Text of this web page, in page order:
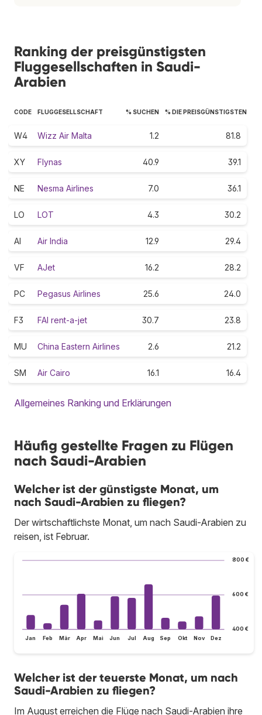
Ranking der preisgünstigsten
Fluggesellschaften in Saudi-
Arabien
CODE FLUGGESELLSCHAFT % SUCHEN % DIE PREISGÜNSTIGSTEN
W4 Wizz Air Malta 1.2 81.8
XY Flynas 40.9 39.1
NE Nesma Airlines 7.0 36.1
LO LOT 4.3 30.2
AI Air India 12.9 29.4
VF AJet 16.2 28.2
PC Pegasus Airlines 25.6 24.0
F3 FAI rent-a-jet 30.7 23.8
MU China Eastern Airlines 2.6 21.2
SM Air Cairo 16.1 16.4
Allgemeines Ranking und Erklärungen
Häufig gestellte Fragen zu Flügen
nach Saudi-Arabien
Welcher ist der günstigste Monat, um
nach Saudi-Arabien zu fliegen?
Der wirtschaftlichste Monat, um nach Saudi-Arabien zu
reisen, ist Februar.
400 €
600 €
800 €
Jan Feb Mär Apr Mai Jun Jul Aug Sep Okt Nov Dez
Welcher ist der teuerste Monat, um nach
Saudi-Arabien zu fliegen?
Im August erreichen die Flüge nach Saudi-Arabien ihre